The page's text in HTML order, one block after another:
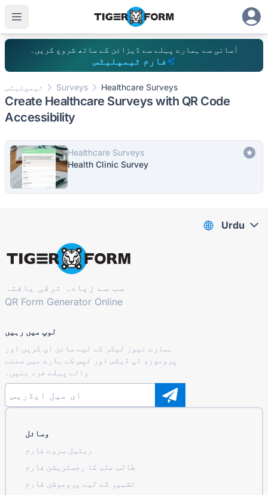
آسانی سے ہمارے پہلے سے ڈیزائن کے ساتھ شروع کریں۔
فارم ٹیمپلیٹس
ٹیمپلیٹس Surveys Healthcare Surveys
Create Healthcare Surveys with QR Code
Accessibility
Healthcare Surveys
Health Clinic Survey
سب سے زیادہ ترقی یافتہ
QR Form Generator Online
لوپ میں رہیں
ہمارے نیوز لیٹر کے لیے سائن اپ کریں اور
پروموز، اپ ڈیٹس اور ٹپس کے بارے میں سننے
والے پہلے فرد بنیں۔
وسائل
ریٹیل سروے فارم
طالب علم کا رجسٹریشن فارم
تشہیر کے لیے پروموشن فارم
Urdu